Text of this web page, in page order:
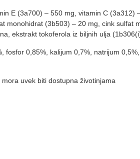
E (3a700) – 550 mg, vitamin C
(3b503) – 20 mg, cink sulfat
ekstrakt tokoferola iz biljnih ulja
0,85%, kalijum 0,7%, natrijum
uvek biti dostupna životinjama